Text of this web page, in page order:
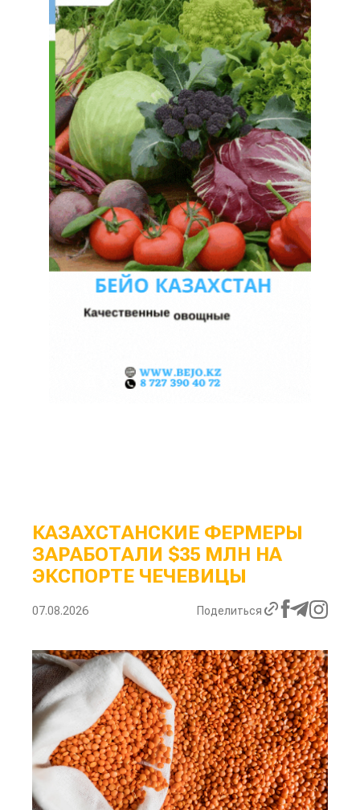
КАЗАХСТАНСКИЕ ФЕРМЕРЫ
ЗАРАБОТАЛИ $35 МЛН НА
ЭКСПОРТЕ ЧЕЧЕВИЦЫ
07.08.2026 Поделиться